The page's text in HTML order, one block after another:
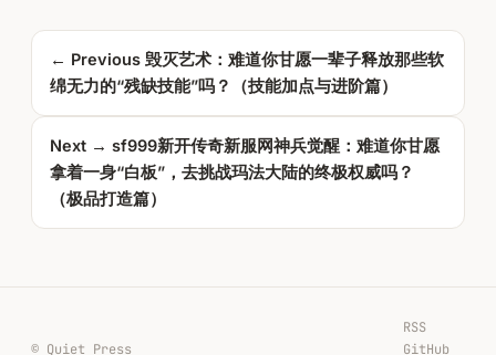
← Previous 毁灭艺术：难道你甘愿一辈子释放那些软
绵无力的“残缺技能”吗？（技能加点与进阶篇）
Next → sf999新开传奇新服网神兵觉醒：难道你甘愿
拿着一身“白板”，去挑战玛法大陆的终极权威吗？
（极品打造篇）
© Quiet Press
RSS
GitHub